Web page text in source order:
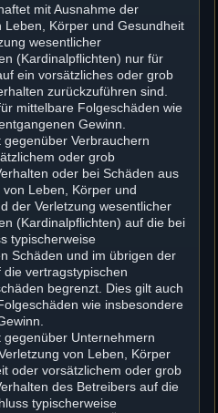
mit Ausnahme der
Leben, Körper und Gesundheit
wesentlicher
(Kardinalpflichten) nur für
ein vorsätzliches oder grob
zurückzuführen sind.
mittelbare Folgeschäden wie
Gewinn.
gegenüber Verbrauchern
oder grob
oder bei Schäden aus
Leben, Körper und
der Verletzung wesentlicher
(Kardinalpflichten) auf die bei
typischerweise
Schäden und im übrigen der
die vertragstypischen
begrenzt. Dies gilt auch
wie insbesondere
gegenüber Unternehmern
von Leben, Körper
oder vorsätzlichem oder grob
des Betreibers auf die
typischerweise